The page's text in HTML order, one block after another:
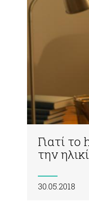
Γιατί
την
30.05.2018